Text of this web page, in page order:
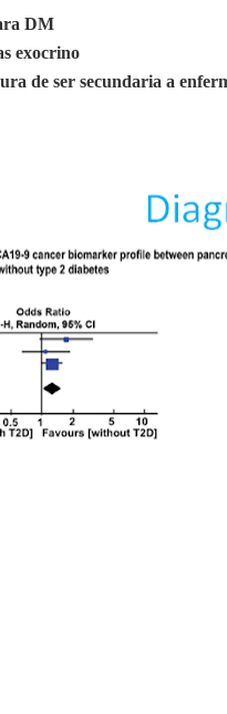
DM
exocrino
de ser secundaria a